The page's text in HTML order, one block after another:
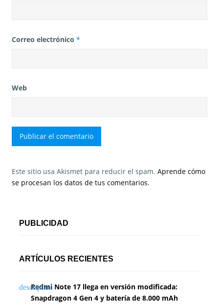
Correo electrónico *
Web
Este sitio usa Akismet para reducir el spam. Aprende cómo
se procesan los datos de tus comentarios.
PUBLICIDAD
ARTÍCULOS RECIENTES
Redmi Note 17 llega en versión modificada:
Snapdragon 4 Gen 4 y batería de 8.000 mAh